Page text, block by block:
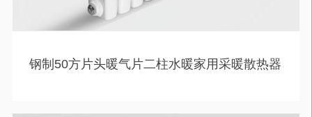
钢制50方片头暖气片二柱水暖家用采暖散热器